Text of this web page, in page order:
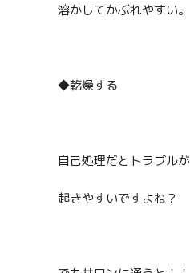
溶かしてかぶれやすい。
◆乾燥する
自己処理だとトラブルが
起きやすいですよね？